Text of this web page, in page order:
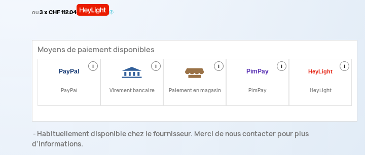
ou3 x CHF 112.04
Moyens de paiement disponibles
i
PayPal
i
Virement bancaire
i
Paiement en magasin
i
PimPay
i
HeyLight
Habituellement disponible chez le fournisseur. Merci de nous contacter pour plus
d'informations.